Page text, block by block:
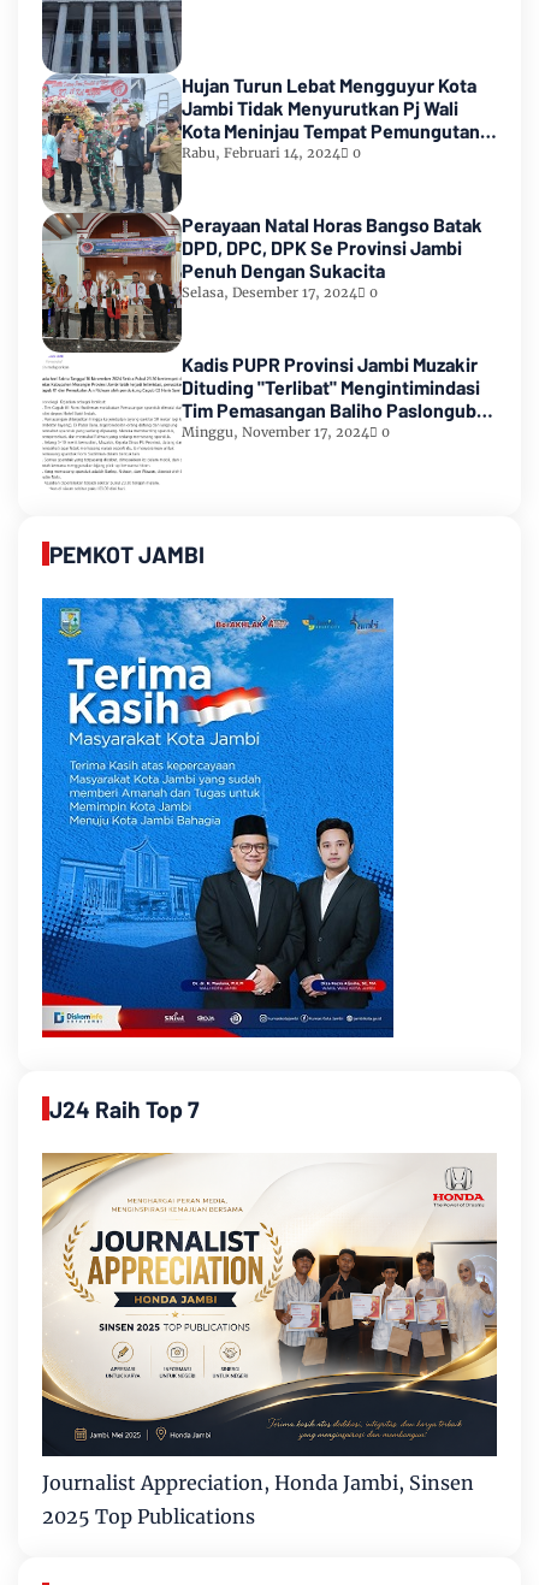
Hujan Turun Lebat Mengguyur Kota
Jambi Tidak Menyurutkan Pj Wali
Kota Meninjau Tempat Pemungutan
Suara Pemilu 2024
Rabu, Februari 14, 2024 0
Perayaan Natal Horas Bangso Batak
DPD, DPC, DPK Se Provinsi Jambi
Penuh Dengan Sukacita
Selasa, Desember 17, 2024 0
Kadis PUPR Provinsi Jambi Muzakir
Dituding "Terlibat" Mengintimindasi
Tim Pemasangan Baliho Paslongub
Romi-Sudirman
Minggu, November 17, 2024 0
PEMKOT JAMBI
J24 Raih Top 7
Journalist Appreciation, Honda Jambi, Sinsen
2025 Top Publications